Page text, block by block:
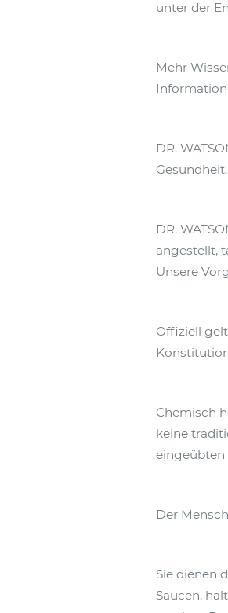
unter der
Mehr
DR.
DR.
angestellt,
Unsere
Offiziell
Chemisch
keine
eingeübten
Der
Sie dienen
Saucen,